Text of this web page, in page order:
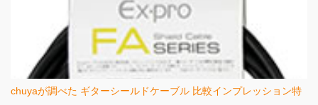
chuyaが調べた ギターシールドケーブル 比較インプレッション特